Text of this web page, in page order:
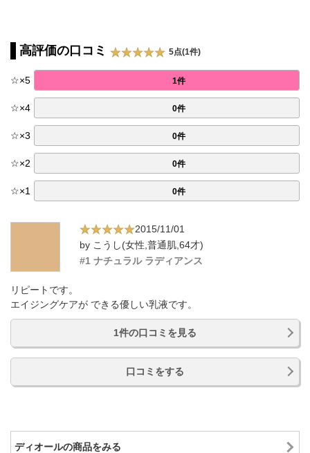
高評価の口コミ 5点(1件)
☆×5 1件
☆×4 0件
☆×3 0件
☆×2 0件
☆×1 0件
2015/11/01
by こうし(女性,普通肌,64才)
#1 ナチュラル ラディアンス
リピートです。
エイジングケアが できる優しい乳液です。
1件の口コミを見る
口コミをする
ディオールの商品をみる